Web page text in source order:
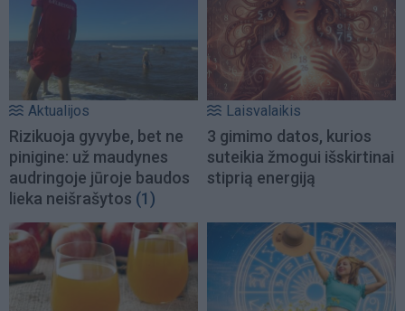
Aktualijos
Rizikuoja gyvybe, bet ne
pinigine: už maudynes
audringoje jūroje baudos
lieka neišrašytos (1)
Laisvalaikis
3 gimimo datos, kurios
suteikia žmogui išskirtinai
stiprią energiją